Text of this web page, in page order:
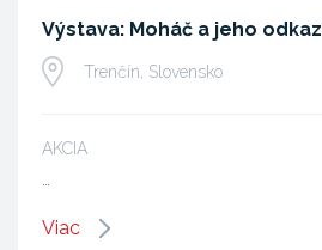
Výstava: Moháč a jeho odkaz
Trenčín, Slovensko
AKCIA
Viac